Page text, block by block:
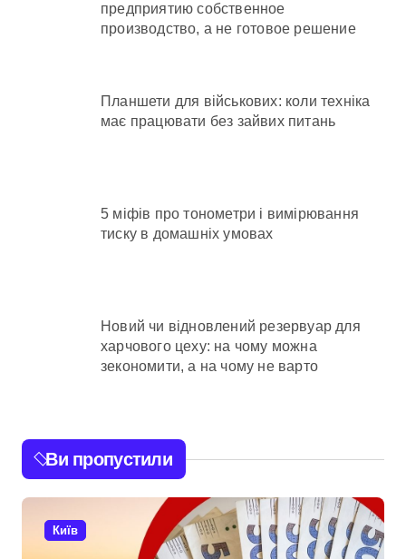
предприятию собственное
производство, а не готовое решение
Планшети для військових: коли техніка
має працювати без зайвих питань
5 міфів про тонометри і вимірювання
тиску в домашніх умовах
Новий чи відновлений резервуар для
харчового цеху: на чому можна
зекономити, а на чому не варто
Ви пропустили
Київ